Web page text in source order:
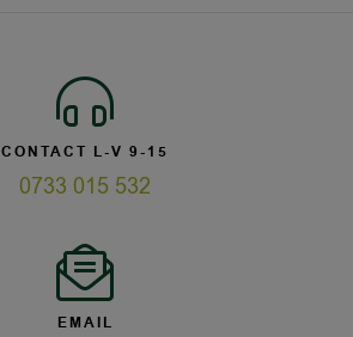
CONTACT L-V 9-15
0733 015 532
EMAIL